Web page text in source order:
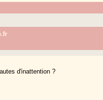
d'inattention ?